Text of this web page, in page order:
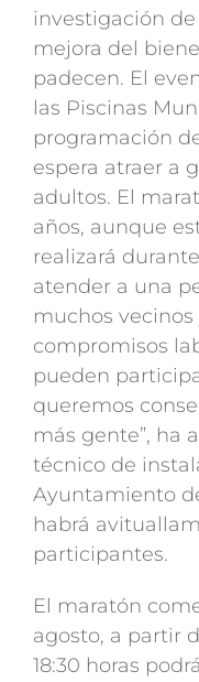
investigación
mejora del
padecen. El
las Piscinas
programación
espera atraer a
adultos. El
años, aunque
realizará
atender a una
muchos vecinos
compromisos
pueden
queremos
más gente”, ha
técnico de
Ayuntamiento
habrá
participantes.
El maratón
agosto, a partir
18:30 horas